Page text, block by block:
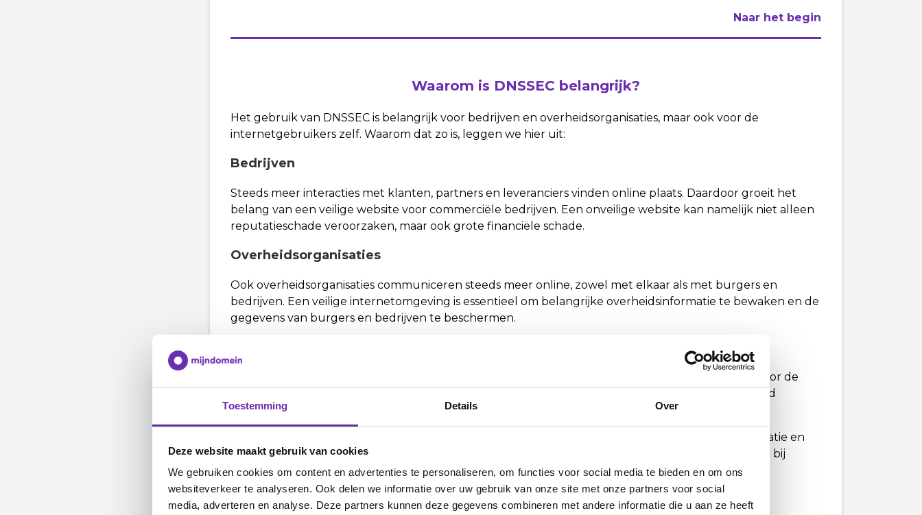
Toestemming Details Over
Deze website maakt gebruik van cookies
We gebruiken cookies om content en advertenties te personaliseren, om functies voor social media te bieden en om ons
websiteverkeer te analyseren. Ook delen we informatie over uw gebruik van onze site met onze partners voor social
media, adverteren en analyse. Deze partners kunnen deze gegevens combineren met andere informatie die u aan ze heeft
Naar het begin
Waarom is DNSSEC belangrijk?
Het gebruik van DNSSEC is belangrijk voor bedrijven en overheidsorganisaties, maar ook voor de
internetgebruikers zelf. Waarom dat zo is, leggen we hier uit:
Bedrijven
Steeds meer interacties met klanten, partners en leveranciers vinden online plaats. Daardoor groeit het
belang van een veilige website voor commerciële bedrijven. Een onveilige website kan namelijk niet alleen
reputatieschade veroorzaken, maar ook grote financiële schade.
Overheidsorganisaties
Ook overheidsorganisaties communiceren steeds meer online, zowel met elkaar als met burgers en
bedrijven. Een veilige internetomgeving is essentieel om belangrijke overheidsinformatie te bewaken en de
gegevens van burgers en bedrijven te beschermen.
De online betrouwbaarheid van bedrijven en overheidsorganisaties is natuurlijk ook van belang voor de
internetgebruikers zelf. Zij moeten erop kunnen vertrouwen dat hun online gegevens beschermd
worden tegen oplichters en cyberaanvallen.
Bovendien gebruiken mensen het internet steeds vaker voor het opslaan van waardevolle informatie en
het uitvoeren van financiële transacties, zoals internetbankieren, online geld beleggen en betalen bij
webshops. DNSSEC garandeert dat hun persoonlijke en financiële gegevens veilig zijn.
Nieuwe internettoepassingen